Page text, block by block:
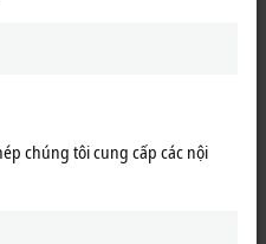
various performance
and production,
and scalable industrial PCs
compact form, in robust IPC
can be flexibly adapted to
chúng tôi cung cấp các nội